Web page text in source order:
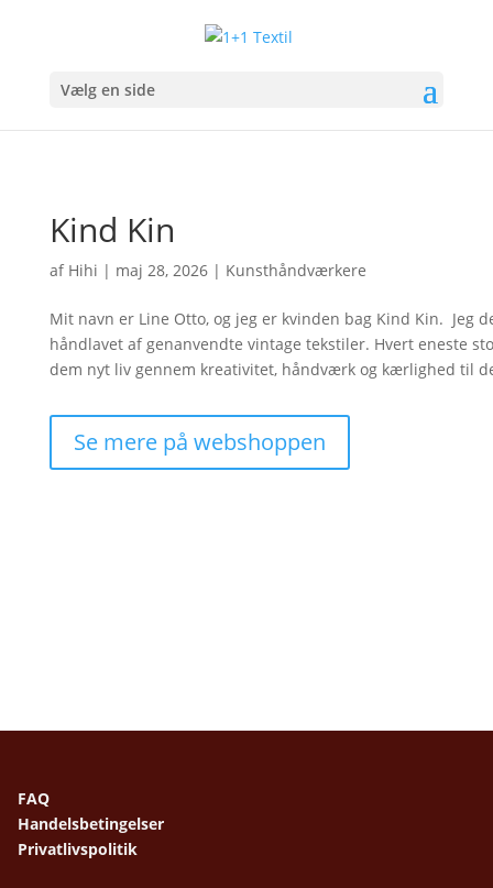
Vælg en side
Kind Kin
af Hihi | maj 28, 2026| Kunsthåndværkere
Mit navn er Line Otto, og jeg er kvinden bag Kind Kin.
håndlavet af genanvendte vintage tekstiler. Hvert eneste
dem nyt liv gennem kreativitet, håndværk og kærlighed til
Se mere på webshoppen
FAQ
Handelsbetingelser
Privatlivspolitik